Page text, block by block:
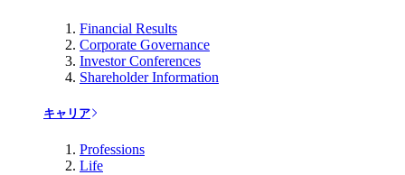
Financial Results
Corporate Governance
Investor Conferences
Shareholder Information
キャリア
Professions
Life